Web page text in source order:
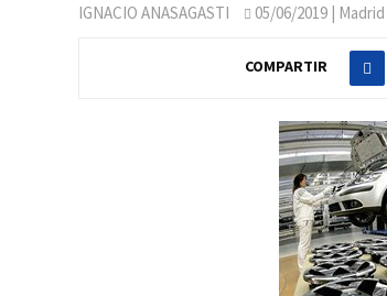
IGNACIO ANASAGASTI 05/06/2019 | Madrid
COMPARTIR